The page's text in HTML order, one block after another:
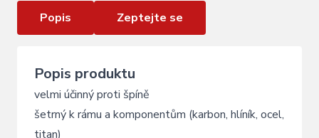
Popis Zeptejte se
Popis produktu
velmi účinný proti špíně
šetrný k rámu a komponentům (karbon, hlíník, ocel,
titan)